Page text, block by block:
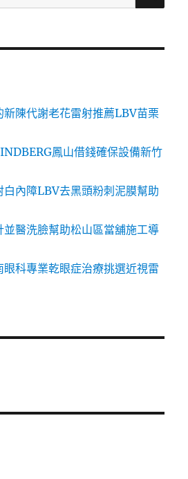
新陳代謝老花雷射推薦LBV苗栗
鳳山借錢確保設備新竹
白內障LBV去黑頭粉刺泥膜幫助
並醫洗臉幫助松山區當舖施工導
眼科專業乾眼症治療挑選近視雷